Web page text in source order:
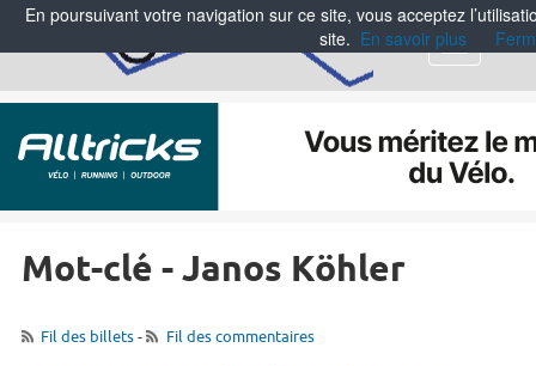
Menu
Mot-clé - Janos Köhler
Fil des billets- Fil des commentaires
En poursuivant votre navigation sur ce site, vous acceptez
site. En savoir plus